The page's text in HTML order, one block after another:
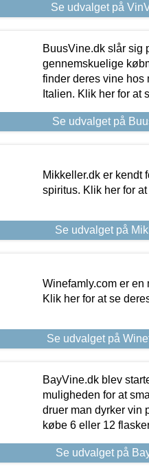
Se udvalget på
BuusVine.dk slår sig
gennemskuelige
finder deres vine hos
Italien. Klik her for at
Se udvalget på
Mikkeller.dk er kendt
spiritus. Klik her for
Se udvalget på
Winefamly.com er en
Klik her for at se
Se udvalget på
BayVine.dk blev
muligheden for at
druer man dyrker vin
købe 6 eller 12
Se udvalget på